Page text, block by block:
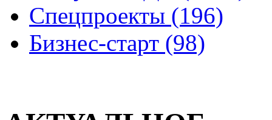
Спецпроекты (196)
Бизнес-старт (98)